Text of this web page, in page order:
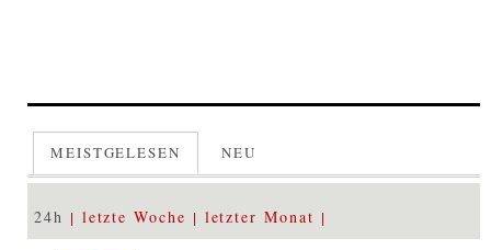
MEISTGELESEN NEU
24h letzte Woche letzter Monat